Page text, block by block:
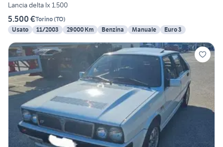
Lancia delta lx 1.500
5.500 €Torino(TO)
Usato
11/2003 29000 Km Benzina Manuale Euro 3